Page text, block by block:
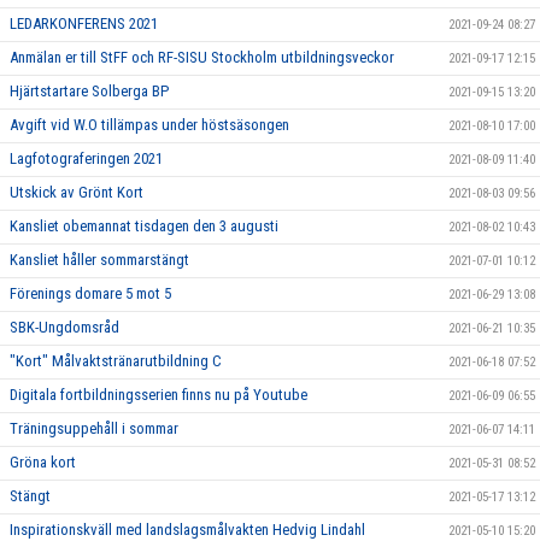
LEDARKONFERENS 2021 2021-09-24 08:27
Anmälan er till StFF och RF-SISU Stockholm utbildningsveckor 2021-09-17 12:15
Hjärtstartare Solberga BP 2021-09-15 13:20
Avgift vid W.O tillämpas under höstsäsongen 2021-08-10 17:00
Lagfotograferingen 2021 2021-08-09 11:40
Utskick av Grönt Kort 2021-08-03 09:56
Kansliet obemannat tisdagen den 3 augusti 2021-08-02 10:43
Kansliet håller sommarstängt 2021-07-01 10:12
Förenings domare 5 mot 5 2021-06-29 13:08
SBK-Ungdomsråd 2021-06-21 10:35
"Kort" Målvaktstränarutbildning C 2021-06-18 07:52
Digitala fortbildningsserien finns nu på Youtube 2021-06-09 06:55
Träningsuppehåll i sommar 2021-06-07 14:11
Gröna kort 2021-05-31 08:52
Stängt 2021-05-17 13:12
Inspirationskväll med landslagsmålvakten Hedvig Lindahl 2021-05-10 15:20